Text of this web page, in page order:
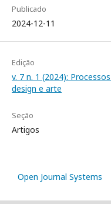
Publicado
2024-12-11
Edição
v. 7 n. 1 (2024):
design e arte
Seção
Artigos
Open Journal Systems